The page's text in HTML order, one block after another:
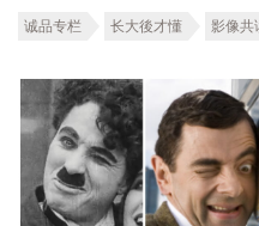
诚品专栏 长大後才懂 影像共